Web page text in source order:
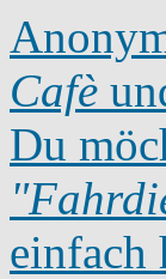
Cafè
Du
einfach